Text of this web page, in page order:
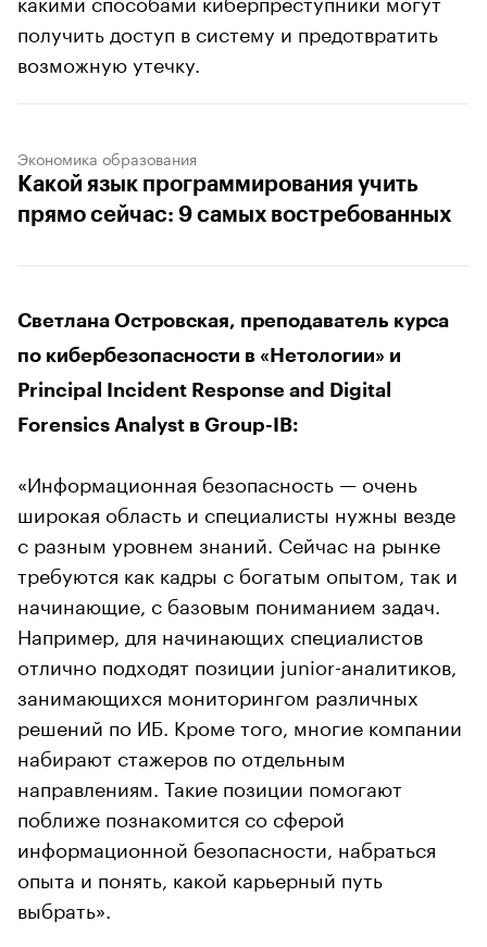
получить доступ в систему и предотвратить
возможную утечку.
Экономика образования
Какой язык программирования учить
прямо сейчас: 9 самых востребованных
Светлана Островская, преподаватель курса
по кибербезопасности в «Нетологии» и
Principal Incident Response and Digital
Forensics Analyst в Group-IB:
«Информационная безопасность — очень
широкая область и специалисты нужны везде
с разным уровнем знаний. Сейчас на рынке
требуются как кадры с богатым опытом, так и
начинающие, с базовым пониманием задач.
Например, для начинающих специалистов
отлично подходят позиции junior-аналитиков,
занимающихся мониторингом различных
решений по ИБ. Кроме того, многие компании
набирают стажеров по отдельным
направлениям. Такие позиции помогают
поближе познакомится со сферой
информационной безопасности, набраться
опыта и понять, какой карьерный путь
выбрать».